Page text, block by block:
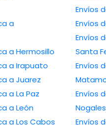
a
a Hermosillo
a Irapuato
a Juarez
a La Paz
a León
a Los Cabos
Envíos
Envíos
Envíos
Santa
Envíos
Envíos
Nogales
Envíos